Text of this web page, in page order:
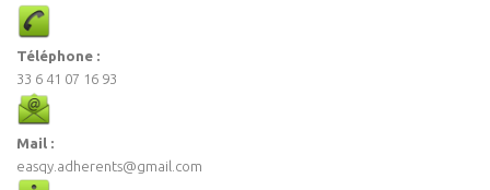
Téléphone :
33 6 41 07 16 93
Mail :
easqy.adherents@gmail.com